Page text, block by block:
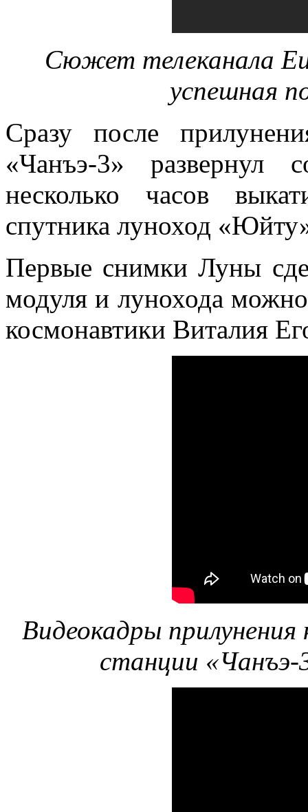
Сюжет телеканала
успешная
Сразу после
«Чанъэ-3» развернул
несколько часов
спутника луноход
Первые снимки Луны
модуля и лунохода
космонавтики Виталия
Видеокадры прилунения
станции